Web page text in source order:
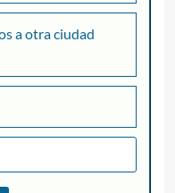
a otra ciudad